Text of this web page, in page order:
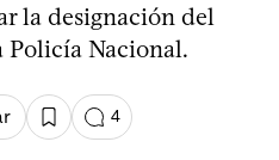
la designación del
Nacional.
4